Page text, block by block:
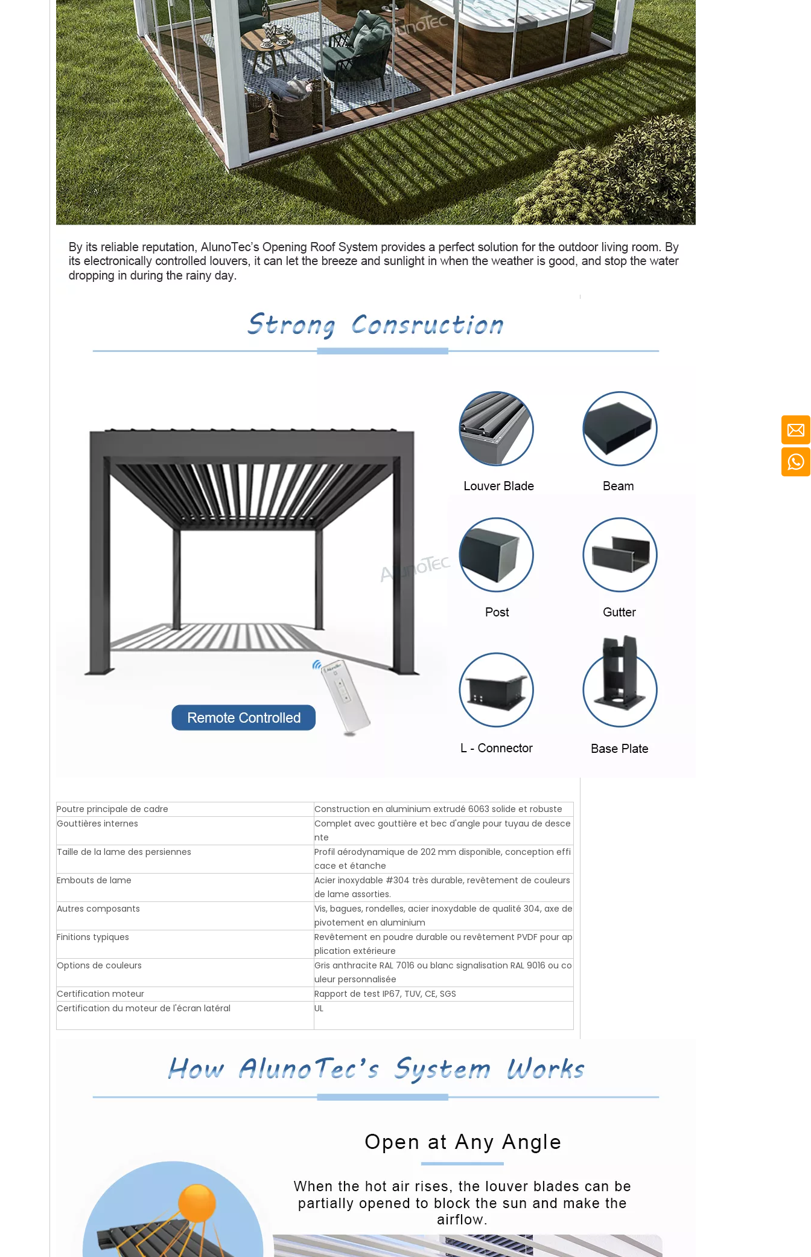
Poutre principale de cadre
Construction en aluminium extrudé 6063 solide et robuste
Gouttières internes
Complet avec gouttière et bec d'angle pour tuyau de desce
nte
Taille de la lame des persiennes
Profil aérodynamique de 202 mm disponible, conception effi
cace et étanche
Embouts de lame
Acier inoxydable #304 très durable, revêtement de couleurs
de lame assorties.
Autres composants
Vis, bagues, rondelles, acier inoxydable de qualité 304, axe de
pivotement en aluminium
Finitions typiques
Revêtement en poudre durable ou revêtement PVDF pour ap
plication extérieure
Options de couleurs
Gris anthracite RAL 7016 ou blanc signalisation RAL 9016 ou co
uleur personnalisée
Certification moteur
Rapport de test IP67, TUV, CE, SGS
Certification du moteur de l'écran latéral
UL